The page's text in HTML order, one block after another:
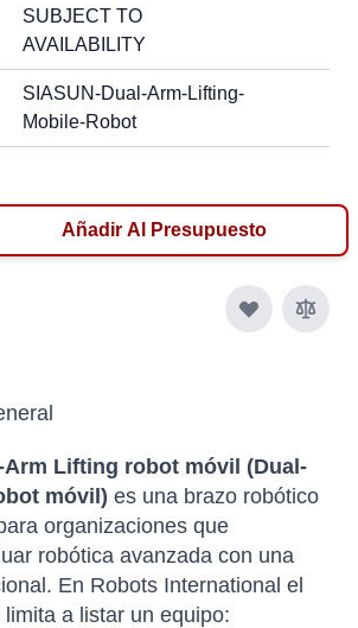
SUBJECT TO
AVAILABILITY
SIASUN-Dual-Arm-Lifting-
Mobile-Robot
Añadir Al Presupuesto
Arm Lifting robot móvil (Dual-
móvil) es una brazo robótico
organizaciones que
robótica avanzada con una
En Robots International el
a listar un equipo: